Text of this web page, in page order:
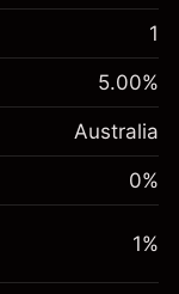
%
(-A$4.56)
A$1,000.00
0.00087%
(A$0.17)
1
5.00%
Australia
0%
1%